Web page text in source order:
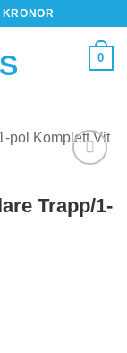
0
Trapp/1-